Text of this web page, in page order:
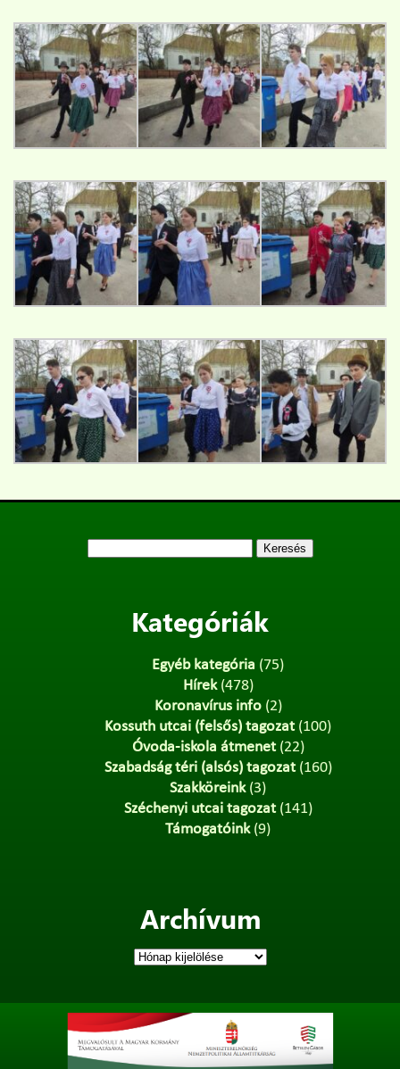
Kategóriák
Egyéb kategória (75)
Hírek(478)
Koronavírus info(2)
Kossuth utcai (felsős) tagozat(100)
Óvoda-iskola átmenet(22)
Szabadság téri (alsós) tagozat(160)
Szakköreink(3)
Széchenyi utcai tagozat(141)
Támogatóink(9)
Archívum
Archívum